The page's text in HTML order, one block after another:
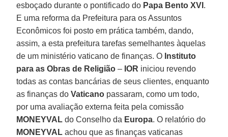
esboçado durante o pontificado do Papa Bento XVI .
E uma reforma da Prefeitura para os Assuntos
Econômicos foi posto em prática também, dando,
assim, a esta prefeitura tarefas semelhantes àquelas
de um ministério vaticano de finanças. O Instituto
para as Obras de Religião – IOR iniciou revendo
todas as contas bancárias de seus clientes, enquanto
as finanças doVaticano passaram, como um todo,
por uma avaliação externa feita pela comissão
MONEYVAL do Conselho da Europa. O relatório do
MONEYVAL achou que as finanças vaticanas